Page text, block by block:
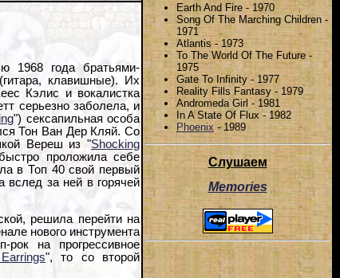
Earth And Fire - 1970
Song Of The Marching Children -
1971
Atlantis - 1973
To The World Of The Future -
1975
Gate To Infinity - 1977
Reality Fills Fantasy - 1979
Andromeda Girl - 1981
In A State Of Flux - 1982
Phoenix - 1989
Слушаем
Memories
1968 года братьями-
клавишные). Их
Кэлис и вокалистка
серьезно заболела, и
") сексапильная особа
Тон Ван Дер Кляй. Со
Вереш из "Shocking
проложила себе
в Топ 40 свой первый
вслед за ней в горячей
решила перейти на
нового инструмента
на прогрессивное
", то со второй